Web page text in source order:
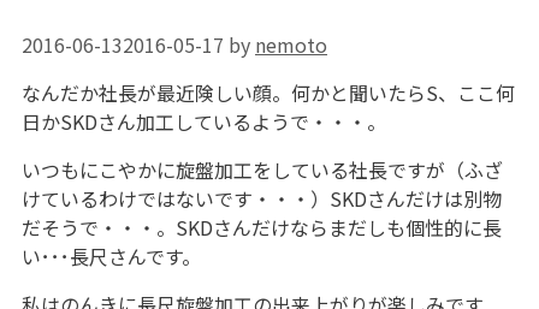
2016-06-132016-05-17 by nemoto
なんだか社長が最近険しい顔。何かと聞いたらS、ここ何
日かSKDさん加工しているようで・・・。
いつもにこやかに旋盤加工をしている社長ですが（ふざ
けているわけではないです・・・）SKDさんだけは別物
だそうで・・・。SKDさんだけならまだしも個性的に長
い･･･長尺さんです。